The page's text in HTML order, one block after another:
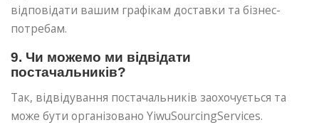
відповідати вашим графікам доставки та бізнес-
потребам.
9. Чи можемо ми відвідати
постачальників?
Так, відвідування постачальників заохочується та
може бути організовано YiwuSourcingServices.